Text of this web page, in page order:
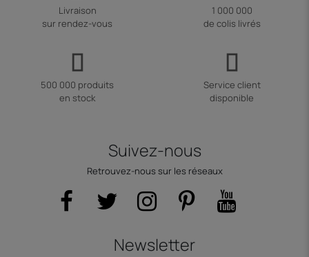
Livraison
sur rendez-vous
1 000 000
de colis livrés
500 000 produits
en stock
Service client
disponible
Suivez-nous
Retrouvez-nous sur les réseaux
Newsletter